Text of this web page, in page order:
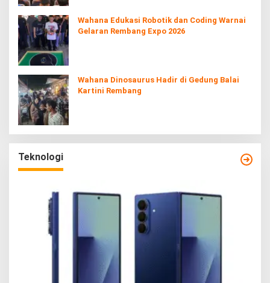
Wahana Edukasi Robotik dan Coding Warnai
Gelaran Rembang Expo 2026
Wahana Dinosaurus Hadir di Gedung Balai
Kartini Rembang
Teknologi